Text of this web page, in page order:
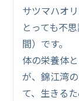
サツマハオ
とっても不
間）です。
体の栄養体
が、錦江湾
て、生きる